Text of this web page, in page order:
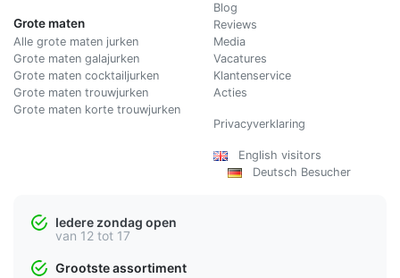
Grote maten
Alle grote maten jurken
Grote maten galajurken
Grote maten cocktailjurken
Grote maten trouwjurken
Grote maten korte trouwjurken
Blog
Reviews
Media
Vacatures
Klantenservice
Acties
Privacyverklaring
English visitors
Deutsch Besucher
Iedere zondag open
van 12 tot 17
Grootste assortiment